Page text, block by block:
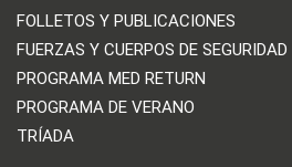
FOLLETOS Y PUBLICACIONES
FUERZAS Y CUERPOS DE SEGURIDAD
PROGRAMA MED RETURN
PROGRAMA DE VERANO
TRÍADA